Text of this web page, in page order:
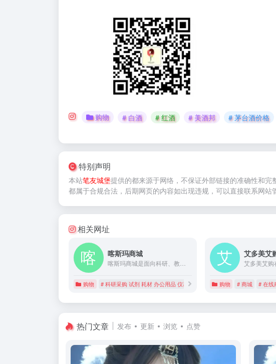
购物 # 白酒 # 红酒 # 美酒邦 # 茅台酒价格
特别声明
本站笔友城堡提供的都来源于网络，不保证外部链接的准确性和
都属于合规合法，后期网页的内容如出现违规，可以直接联系网站
相关网址
喀斯玛商城
购物 # 科研采购 试剂 耗材 办公用品 仪器 元器件 实验动物 技术服务 工业品
艾多美艾
艾多美艾购
购物 # 商城 # 在线
热门文章 发布 更新 浏览 点赞